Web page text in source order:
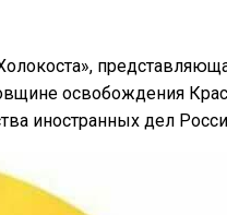
освобождения
иностранных дел